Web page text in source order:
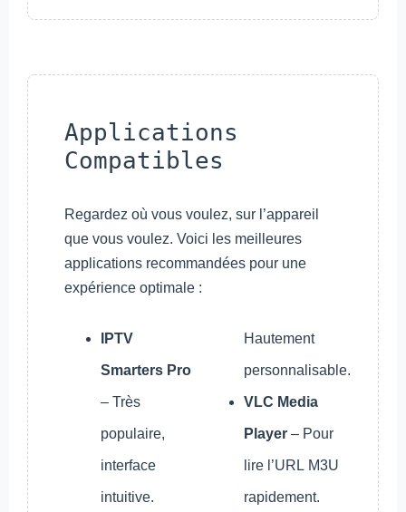
Applications
Compatibles
Regardez où vous voulez, sur l’appareil
que vous voulez. Voici les meilleures
applications recommandées pour une
expérience optimale :
IPTV
Smarters Pro
– Très
populaire,
interface
intuitive.
Hautement
personnalisable.
VLC Media
Player – Pour
lire l’URL M3U
rapidement.